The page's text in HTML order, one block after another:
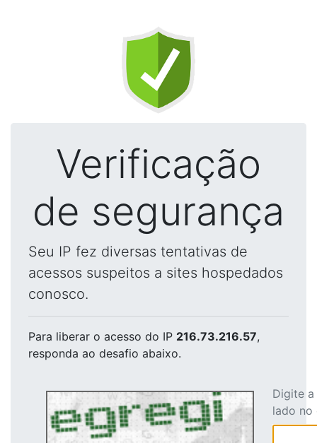
Verificação
de segurança
Seu IP fez diversas tentativas de
acessos suspeitos a sites hospedados
conosco.
Para liberar o acesso do IP 216.73.216.57,
responda ao desafio abaixo.
Digite
lado no